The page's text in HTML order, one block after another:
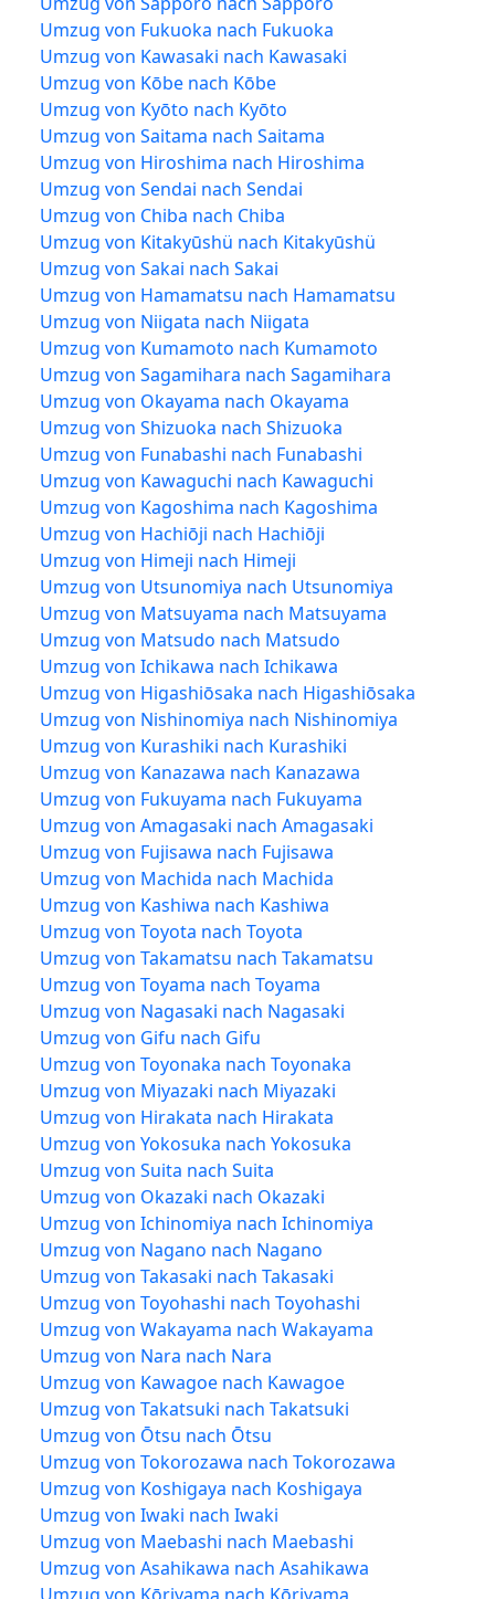
Umzug von Fukuoka nach Fukuoka
Umzug von Kawasaki nach Kawasaki
Umzug von Kōbe nach Kōbe
Umzug von Kyōto nach Kyōto
Umzug von Saitama nach Saitama
Umzug von Hiroshima nach Hiroshima
Umzug von Sendai nach Sendai
Umzug von Chiba nach Chiba
Umzug von Kitakyūshü nach Kitakyūshü
Umzug von Sakai nach Sakai
Umzug von Hamamatsu nach Hamamatsu
Umzug von Niigata nach Niigata
Umzug von Kumamoto nach Kumamoto
Umzug von Sagamihara nach Sagamihara
Umzug von Okayama nach Okayama
Umzug von Shizuoka nach Shizuoka
Umzug von Funabashi nach Funabashi
Umzug von Kawaguchi nach Kawaguchi
Umzug von Kagoshima nach Kagoshima
Umzug von Hachiōji nach Hachiōji
Umzug von Himeji nach Himeji
Umzug von Utsunomiya nach Utsunomiya
Umzug von Matsuyama nach Matsuyama
Umzug von Matsudo nach Matsudo
Umzug von Ichikawa nach Ichikawa
Umzug von Higashiōsaka nach Higashiōsaka
Umzug von Nishinomiya nach Nishinomiya
Umzug von Kurashiki nach Kurashiki
Umzug von Kanazawa nach Kanazawa
Umzug von Fukuyama nach Fukuyama
Umzug von Amagasaki nach Amagasaki
Umzug von Fujisawa nach Fujisawa
Umzug von Machida nach Machida
Umzug von Kashiwa nach Kashiwa
Umzug von Toyota nach Toyota
Umzug von Takamatsu nach Takamatsu
Umzug von Toyama nach Toyama
Umzug von Nagasaki nach Nagasaki
Umzug von Gifu nach Gifu
Umzug von Toyonaka nach Toyonaka
Umzug von Miyazaki nach Miyazaki
Umzug von Hirakata nach Hirakata
Umzug von Yokosuka nach Yokosuka
Umzug von Suita nach Suita
Umzug von Okazaki nach Okazaki
Umzug von Ichinomiya nach Ichinomiya
Umzug von Nagano nach Nagano
Umzug von Takasaki nach Takasaki
Umzug von Toyohashi nach Toyohashi
Umzug von Wakayama nach Wakayama
Umzug von Nara nach Nara
Umzug von Kawagoe nach Kawagoe
Umzug von Takatsuki nach Takatsuki
Umzug von Ōtsu nach Ōtsu
Umzug von Tokorozawa nach Tokorozawa
Umzug von Koshigaya nach Koshigaya
Umzug von Iwaki nach Iwaki
Umzug von Maebashi nach Maebashi
Umzug von Asahikawa nach Asahikawa